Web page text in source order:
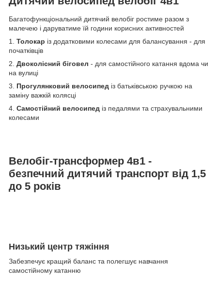
Багатофункціональний дитячий велобіг ростиме разом з
малечею і даруватиме їй години корисних активностей
1. Толокар із додатковими колесами для балансування - для
початківців
2. Двоколісний біговел - для самостійного катання вдома чи
на вулиці
3. Прогулянковий велосипед із батьківською ручкою на
заміну важкій колясці
4. Cамостійний велосипед із педалями та страхувальними
колесами
Велобіг-трансформер 4в1 -
безпечний дитячий транспорт від 1,5
до 5 років
Низький центр тяжіння
Забезпечує кращий баланс та полегшує навчання
самостійному катанню